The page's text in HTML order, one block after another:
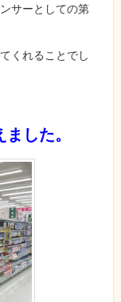
サーとしての第
くれることでし
ました。